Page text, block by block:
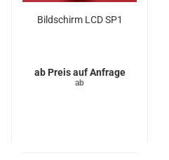
Bildschirm LCD SP1
Preis auf Anfrage